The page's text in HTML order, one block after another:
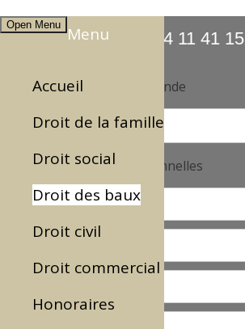
Open Menu Menu
Accueil
Droit de la famille
Droit social
Droit des baux
Droit civil
Droit commercial
Honoraires
03 74 11 41 15
Objet de votre demande
Informations personnelles